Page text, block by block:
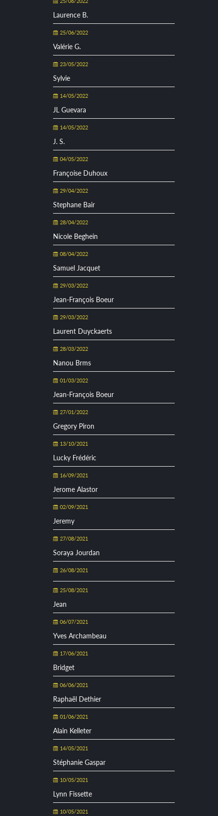
Laurence B.
25/06/2022
Valérie G.
23/05/2022
Sylvie
14/05/2022
JL Guevara
14/05/2022
J. S.
04/05/2022
Françoise Duhoux
29/04/2022
Stephane Bair
28/04/2022
Nicole Beghein
08/04/2022
Samuel Jacquet
29/03/2022
Jean-François Boeur
29/03/2022
Laurent Duyckaerts
28/03/2022
Nanou Brms
01/03/2022
Jean-François Boeur
27/01/2022
Gregory Piron
13/10/2021
Lucky Frédéric
16/09/2021
Jerome Alastor
02/09/2021
Jeremy
27/08/2021
Soraya Jourdan
26/08/2021
25/08/2021
Jean
06/07/2021
Yves Archambeau
17/06/2021
Bridget
06/06/2021
Raphaël Dethier
01/06/2021
Alain Kelleter
14/05/2021
Stéphanie Gaspar
10/05/2021
Lynn Fissette
10/05/2021